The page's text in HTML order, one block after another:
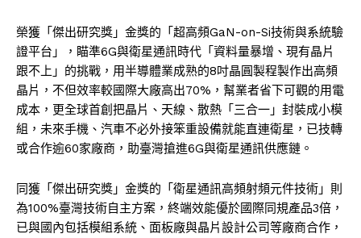
榮獲「傑出研究獎」金獎的「超高頻GaN-on-Si技術與系統驗
證平台」，瞄準6G與衛星通訊時代「資料量暴增、現有晶片
跟不上」的挑戰，用半導體業成熟的8吋晶圓製程製作出高頻
晶片，不但效率較國際大廠高出70%，幫業者省下可觀的用電
成本，更全球首創把晶片、天線、散熱「三合一」封裝成小模
組，未來手機、汽車不必外接笨重設備就能直連衛星，已技轉
或合作逾60家廠商，助臺灣搶進6G與衛星通訊供應鏈。
同獲「傑出研究獎」金獎的「衛星通訊高頻射頻元件技術」則
為100%臺灣技術自主方案，終端效能優於國際同規產品3倍，
已與國內包括模組系統、面板廠與晶片設計公司等廠商合作，